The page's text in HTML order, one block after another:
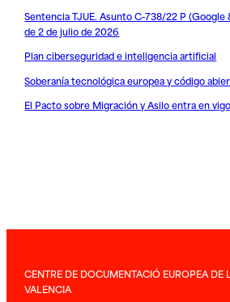
Sentencia TJUE. Asunto C-738/22 P (Google
de 2 de julio de 2026
Plan ciberseguridad e inteligencia artificial
Soberanía tecnológica europea y código
El Pacto sobre Migración y Asilo entra en
CENTRE DE DOCUMENTACIÓ EUROPEA DE
VALENCIA